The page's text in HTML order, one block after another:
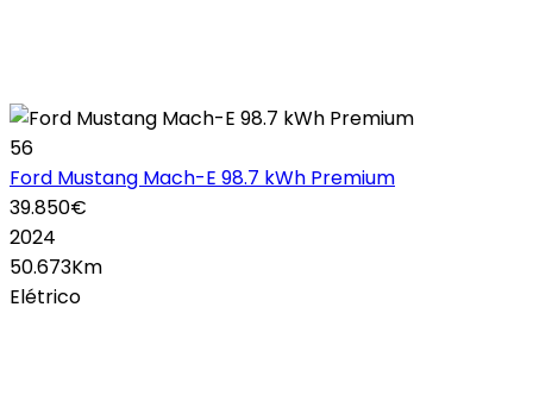
56
Ford Mustang Mach-E 98.7 kWh Premium
39.850€
2024
50.673Km
Elétrico